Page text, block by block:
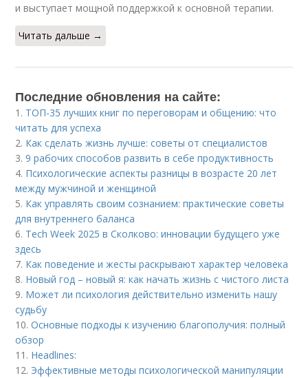
и выступает мощной поддержкой к основной терапии.
Читать дальше →
Последние обновления на сайте:
1. ТОП-35 лучших книг по переговорам и общению: что
читать для успеха
2. Как сделать жизнь лучше: советы от специалистов
3.9 рабочих способов развить в себе продуктивность
4. Психологические аспекты разницы в возрасте 20 лет
между мужчиной и женщиной
5. Как управлять своим сознанием: практические советы
для внутреннего баланса
6. Tech Week 2025 в Сколково: инновации будущего уже
здесь
7. Как поведение и жесты раскрывают характер человека
8. Новый год – новый я: как начать жизнь с чистого листа
9. Может ли психология действительно изменить нашу
судьбу
10.Основные подходы к изучению благополучия: полный
обзор
11. Headlines:
12. Эффективные методы психологической манипуляции